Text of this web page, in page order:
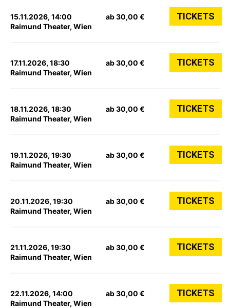
15.11.2026, 14:00
Raimund Theater, Wien
ab 30,00 € TICKETS
17.11.2026, 18:30
Raimund Theater, Wien
ab 30,00 € TICKETS
18.11.2026, 18:30
Raimund Theater, Wien
ab 30,00 € TICKETS
19.11.2026, 19:30
Raimund Theater, Wien
ab 30,00 € TICKETS
20.11.2026, 19:30
Raimund Theater, Wien
ab 30,00 € TICKETS
21.11.2026, 19:30
Raimund Theater, Wien
ab 30,00 € TICKETS
22.11.2026, 14:00
Raimund Theater, Wien
ab 30,00 € TICKETS